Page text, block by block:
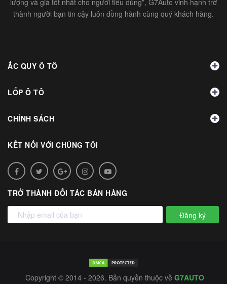
lượng và giá tốt nhất cho người tiêu dùng”, G7Auto vinh hạnh trở
thành người bạn tin cậy luôn đồng hành cùng quý khách hàng.
ẮC QUY Ô TÔ
LỐP Ô TÔ
CHÍNH SÁCH
KẾT NỐI VỚI CHÚNG TÔI
TRỞ THÀNH ĐỐI TÁC BÁN HÀNG
Đăng ký
Copyright © 2014 - 2026. Bản quyền thuộc về G7AUTO